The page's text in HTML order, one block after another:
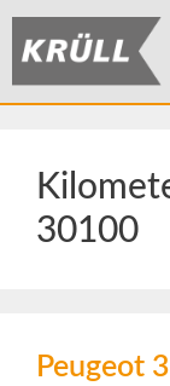
30100
Peugeot